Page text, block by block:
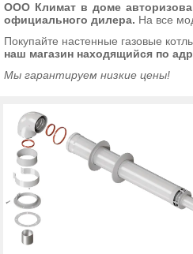
ООО Климат в доме
официального дилера. На все
Покупайте настенные газовые
наш магазин находящийся по
Мы гарантируем низкие цены!